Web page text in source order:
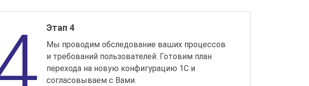
Этап 4
Мы проводим обследование ваших процессов
и требований пользователей. Готовим план
перехода на новую конфигурацию 1С и
согласовываем с Вами.